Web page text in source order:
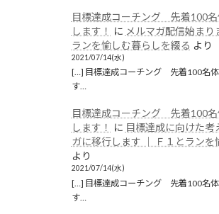
目標達成コーチング 先着100名
します！
に メルマガ配信始ま
ランを愉しむ暮らしを綴る より
2021/07/14(水)
[…] 目標達成コーチング 先着100名体
す…
目標達成コーチング 先着100名
します！
に 目標達成に向けた
ガに移行します │ Ｆ１とランを
より
2021/07/14(水)
[…] 目標達成コーチング 先着100名体
す…